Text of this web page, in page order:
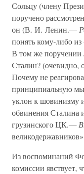
Сольцу (члену
поручено
он (В. И. Ленин.—
понять кому-либо
В том же поручении
Сталин?
Почему не
принципиальную
уклон к шовинизму
обвинения Сталина
грузинского ЦК.—
Из воспоминаний
комиссии явствует,